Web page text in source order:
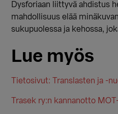
Dysforiaan liittyvä ahdistus
mahdollisuus elää
sukupuolessa ja kehossa,
Lue myös
Tietosivut: Translasten ja -
Trasek ry:n kannanotto